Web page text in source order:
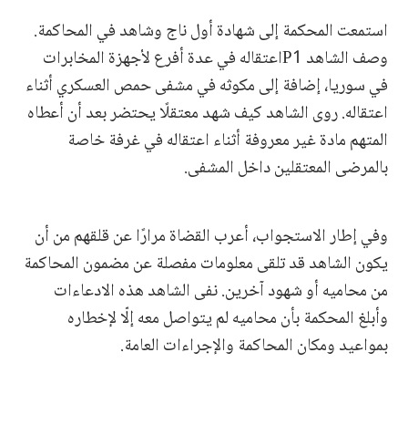
استمعت المحكمة إلى شهادة أول ناج وشاهد في المحاكمة.
وصف الشاهد P1اعتقاله في عدة أفرع لأجهزة المخابرات
في سوريا، إضافة إلى مكوثه في مشفى حمص العسكري أثناء
اعتقاله. روى الشاهد كيف شهد معتقلًا يحتضر بعد أن أعطاه
المتهم مادة غير معروفة أثناء اعتقاله في غرفة خاصة
بالمرضى المعتقلين داخل المشفى.
وفي إطار الاستجواب، أعرب القضاة مرارًا عن قلقهم من أن
يكون الشاهد قد تلقى معلومات مفصلة عن مضمون المحاكمة
من محاميه أو شهود آخرين. نفى الشاهد هذه الادعاءات
وأبلغ المحكمة بأن محاميه لم يتواصل معه إلّا لإخطاره
بمواعيد ومكان المحاكمة والإجراءات العامة.